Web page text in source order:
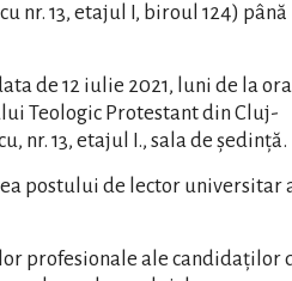
nr. 13, etajul I, biroul 124) până
de 12 iulie 2021, luni de la ora
Teologic Protestant din Cluj-
nr. 13, etajul I., sala de ședință.
postului de lector universitar
profesionale ale candidaților